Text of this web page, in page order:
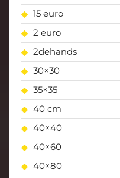
15 euro
2 euro
2dehands
30×30
35×35
40 cm
40×40
40×60
40×80